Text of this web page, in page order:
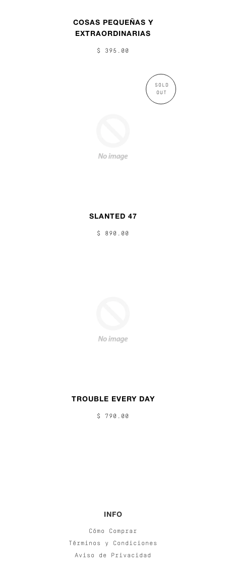
COSAS PEQUEÑAS Y
EXTRAORDINARIAS
$ 395.00
SOLD
OUT
SLANTED 47
$ 890.00
TROUBLE EVERY DAY
$ 790.00
INFO
Cómo Comprar
Términos y Condiciones
Aviso de Privacidad